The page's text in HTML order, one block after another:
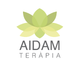
contenido